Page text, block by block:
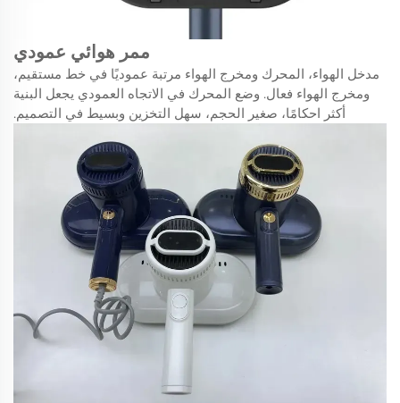
ممر هوائي عمودي
مدخل الهواء، المحرك ومخرج الهواء مرتبة عموديًا في خط مستقيم،
ومخرج الهواء فعال. وضع المحرك في الاتجاه العمودي يجعل البنية
أكثر احكامًا، صغير الحجم، سهل التخزين وبسيط في التصميم.